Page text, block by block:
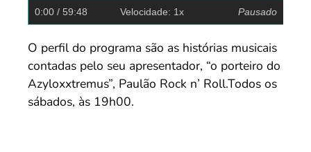
0:00 / 59:48 Velocidade: 1x Pausado
O perfil do programa são as histórias musicais
contadas pelo seu apresentador, “o porteiro do
Azyloxxtremus”, Paulão Rock n’ Roll.Todos os
sábados, às 19h00.